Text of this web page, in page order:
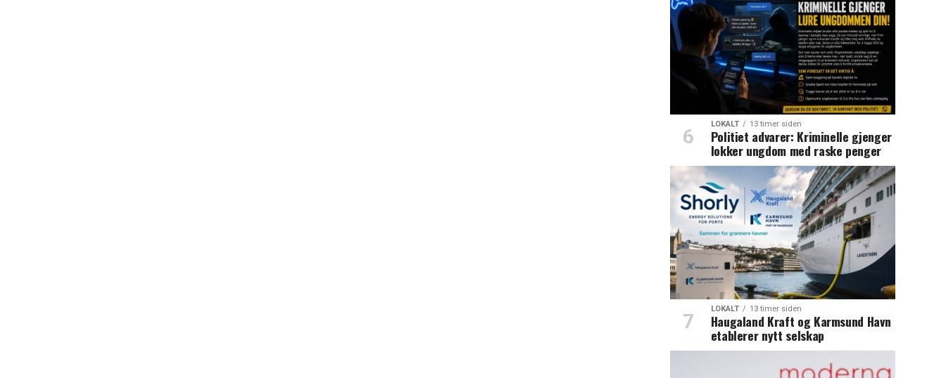
LOKALT 13 timer siden
Politiet advarer: Kriminelle gjenger
lokker ungdom med raske penger
LOKALT 13 timer siden
Haugaland Kraft og Karmsund Havn
etablerer nytt selskap